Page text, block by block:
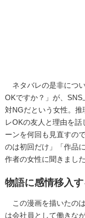
ネタバレの是非につ
OKですか？」が、
対NGだという女性。
レOKの友人と理由を
ーンを何回も見直すの
のは初回だけ」「作品
作者の女性に聞きました
物語に感情移入
この漫画を描いたの
は会社員として働きな